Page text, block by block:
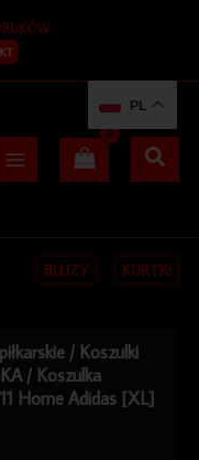
BLUZY KURTKI
/ Koszulki
/ Koszulka
Home Adidas [XL]
PL